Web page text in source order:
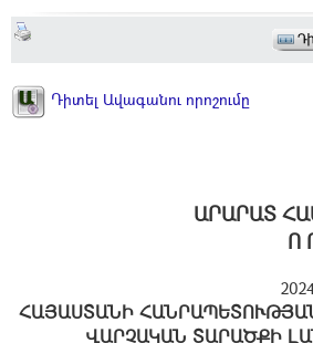
Դիտել Ավագանու որոշումը
ԱՐԱՐԱՏ
Ո
ՀԱՅԱՍՏԱՆԻ
ՎԱՐՉԱԿԱՆ ՏԱՐԱԾՔԻ